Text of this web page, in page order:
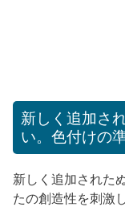
新しく追加さ
い。色付けの
新しく追加された
たの創造性を刺激